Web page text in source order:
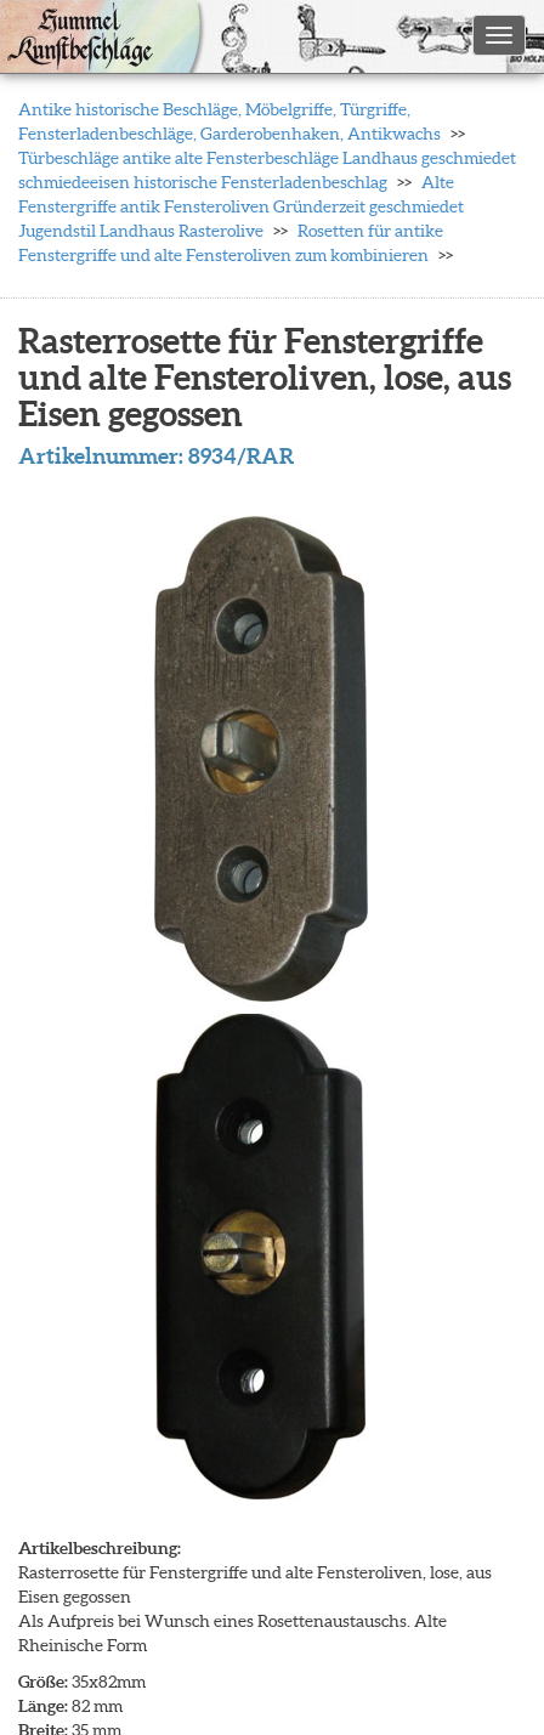
Antike historische Beschläge, Möbelgriffe, Türgriffe,
Fensterladenbeschläge, Garderobenhaken, Antikwachs
Türbeschläge antike alte Fensterbeschläge Landhaus geschmiedet
schmiedeeisen historische Fensterladenbeschlag
Alte
Fenstergriffe antik Fensteroliven Gründerzeit geschmiedet
Jugendstil Landhaus Rasterolive
Rosetten für antike
Fenstergriffe und alte Fensteroliven zum kombinieren
Rasterrosette für Fenstergriffe
und alte Fensteroliven, lose, aus
Eisen gegossen
Artikelnummer:8934/RAR
Artikelbeschreibung:
Rasterrosette für Fenstergriffe und alte Fensteroliven, lose, aus
Eisen gegossen
Als Aufpreis bei Wunsch eines Rosettenaustauschs. Alte
Rheinische Form
Größe:35x82mm
Länge:82 mm
Breite:35 mm